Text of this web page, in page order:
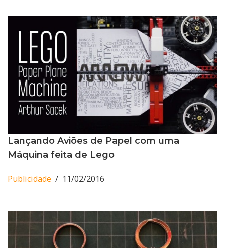
Lançando Aviões de Papel com uma
Máquina feita de Lego
Publicidade 11/02/2016